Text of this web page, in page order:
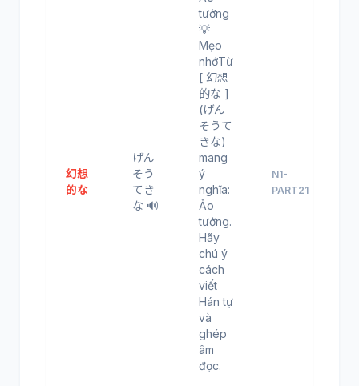
幻想
的な
げん
そう
てき
な 🔊
tưởng
💡
Mẹo
nhớTừ
[ 幻想
的な ]
(げん
そうて
きな)
mang
ý
nghĩa:
Ảo
tưởng.
Hãy
chú ý
cách
viết
Hán tự
và
ghép
âm
đọc.
N1-
PART21